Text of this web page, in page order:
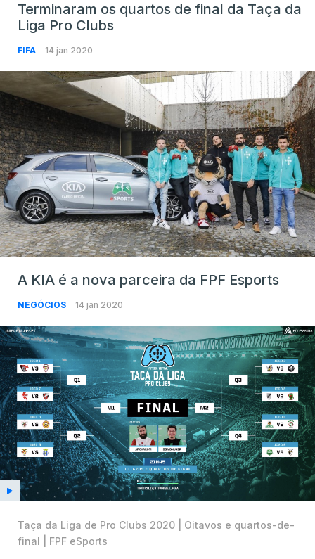
Terminaram os quartos de final da Taça da
Liga Pro Clubs
FIFA 14 jan 2020
A KIA é a nova parceira da FPF Esports
NEGÓCIOS 14 jan 2020
Taça da Liga de Pro Clubs 2020 | Oitavos e quartos-de-
final | FPF eSports